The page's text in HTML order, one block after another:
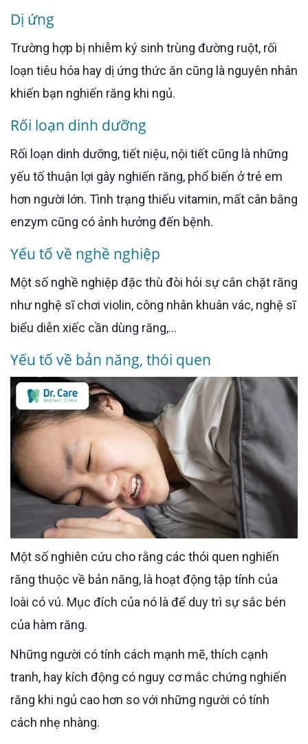
Dị ứng
Trường hợp bị nhiễm ký sinh trùng đường ruột, rối
loạn tiêu hóa hay dị ứng thức ăn cũng là nguyên nhân
khiến bạn nghiến răng khi ngủ.
Rối loạn dinh dưỡng
Rối loạn dinh dưỡng, tiết niệu, nội tiết cũng là những
yếu tố thuận lợi gây nghiến răng, phổ biến ở trẻ em
hơn người lớn. Tình trạng thiếu vitamin, mất cân bằng
enzym cũng có ảnh hưởng đến bệnh.
Yếu tố về nghề nghiệp
Một số nghề nghiệp đặc thù đòi hỏi sự cắn chặt răng
như nghệ sĩ chơi violin, công nhân khuân vác, nghệ sĩ
biểu diễn xiếc cần dùng răng,…
Yếu tố về bản năng, thói quen
Một số nghiên cứu cho rằng các thói quen nghiến
răng thuộc về bản năng, là hoạt động tập tính của
loài có vú. Mục đích của nó là để duy trì sự sắc bén
của hàm răng.
Những người có tính cách mạnh mẽ, thích cạnh
tranh, hay kích động có nguy cơ mắc chứng nghiến
răng khi ngủ cao hơn so với những người có tính
cách nhẹ nhàng.